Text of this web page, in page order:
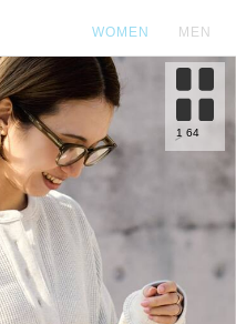
WOMEN MEN
1 64